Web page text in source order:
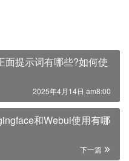
提示词有哪些?如何使
2025年4月14日 am8:00
和Webui使用有哪
下一篇